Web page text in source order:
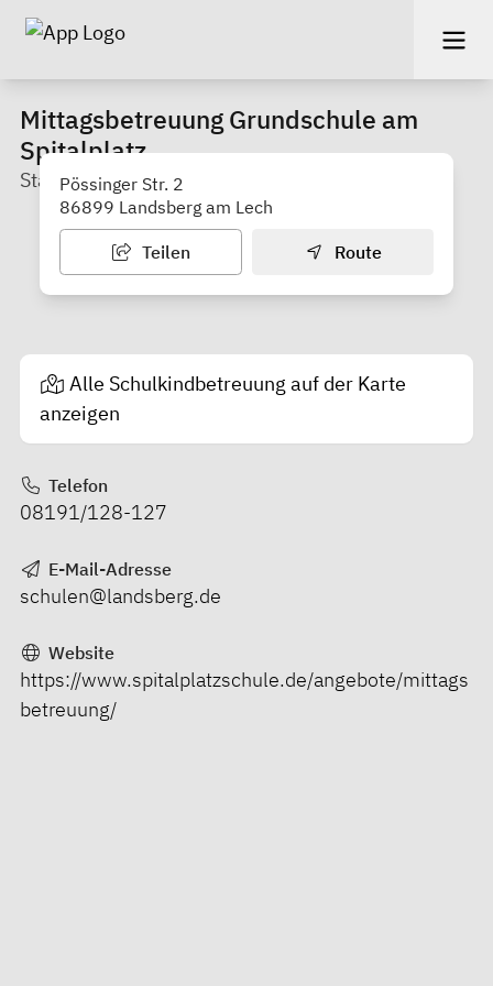
Mittagsbetreuung Grundschule am
Spitalplatz
Standort Pössinger Straße
Pössinger Str. 2
86899 Landsberg am Lech
Teilen Route
Alle Schulkindbetreuung auf der Karte
anzeigen
Telefon
08191/128-127
E-Mail-Adresse
schulen@landsberg.de
Website
https://www.spitalplatzschule.de/angebote/mittags
betreuung/